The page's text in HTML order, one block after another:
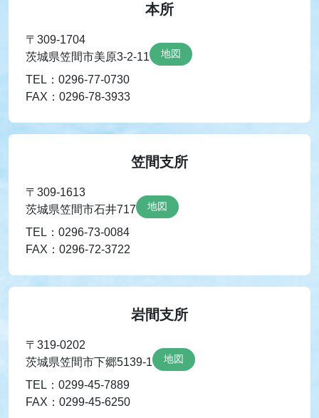
本所
〒309-1704
茨城県笠間市美原3-2-11
地図
TEL：0296-77-0730
FAX：0296-78-3933
笠間支所
〒309-1613
茨城県笠間市石井717
地図
TEL：0296-73-0084
FAX：0296-72-3722
岩間支所
〒319-0202
茨城県笠間市下郷5139-1
地図
TEL：0299-45-7889
FAX：0299-45-6250